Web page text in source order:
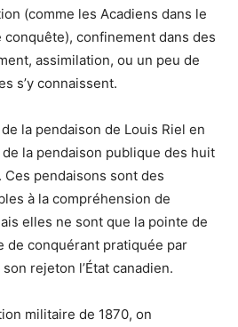
(comme les Acadiens dans le
confinement dans des
assimilation, ou un peu de
s’y connaissent.
la pendaison de Louis Riel en
la pendaison publique des huit
pendaisons sont des
à la compréhension de
elles ne sont que la pointe de
de conquérant pratiquée par
rejeton l’État canadien.
militaire de 1870, on